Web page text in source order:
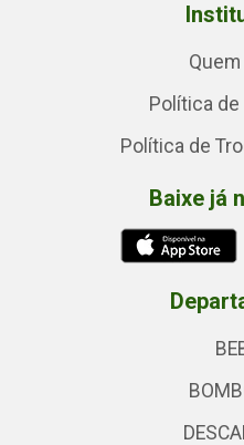
Política
Política de
Baixe já